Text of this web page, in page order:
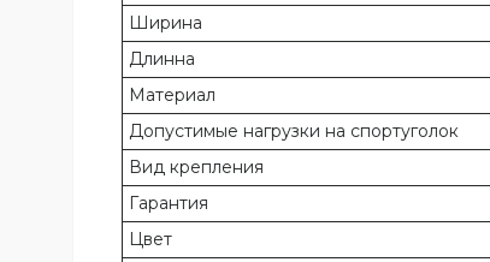
Ширина
Длинна
Материал
Допустимые нагрузки на спортуголок
Вид крепления
Гарантия
Цвет